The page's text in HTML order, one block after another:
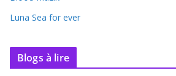
Luna Sea for ever
Blogs à lire